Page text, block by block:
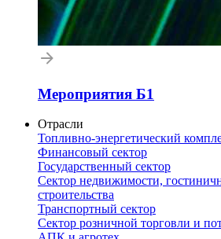
Мероприятия Б1
Отрасли
Топливно-энергетический
Финансовый сектор
Государственный сектор
Сектор недвижимости,
строительства
Транспортный сектор
Сектор розничной торговли и